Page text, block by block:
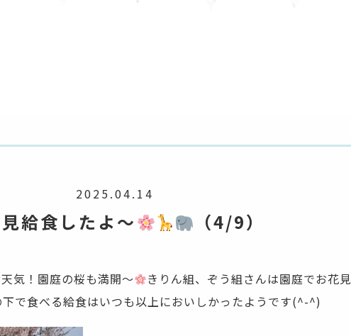
2025.04.14
給食したよ～ （4/9）
気！園庭の桜も満開～
きりん組、ぞう組さんは園庭でお花見
で食べる給食はいつも以上においしかったようです(^-^)